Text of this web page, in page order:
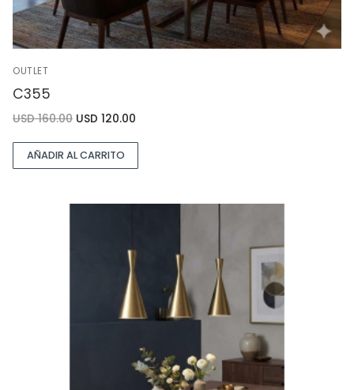
OUTLET
C355
USD160.00 USD 120.00
AÑADIR AL CARRITO